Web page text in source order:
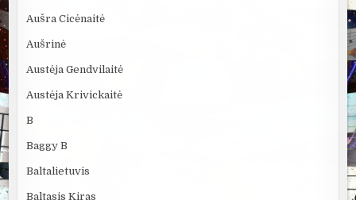
Aušra Cicėnaitė
Aušrinė
Austėja Gendvilaitė
Austėja Krivickaitė
B
Baggy B
Baltalietuvis
Baltasis Kiras